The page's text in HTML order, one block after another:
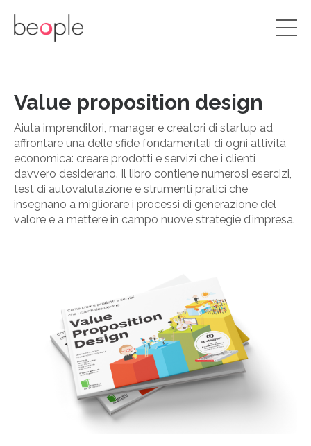
Value proposition design
Aiuta imprenditori, manager e creatori di startup ad
affrontare una delle sfide fondamentali di ogni attività
economica: creare prodotti e servizi che i clienti
davvero desiderano. Il libro contiene numerosi esercizi,
test di autovalutazione e strumenti pratici che
insegnano a migliorare i processi di generazione del
valore e a mettere in campo nuove strategie d’impresa.